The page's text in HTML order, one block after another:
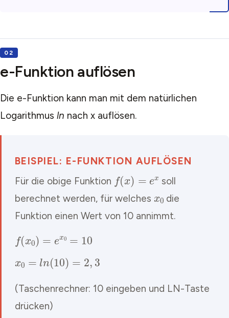
e-Funktion auflösen
Die e-Funktion kann man mit dem natürlichen
Logarithmus ln nach x auflösen.
BEISPIEL: E-FUNKTION AUFLÖSEN
Für die obige Funktion
f(x )=
soll
berechnet werden, für welches
die
Funktion einen Wert von 10 annimmt.
f(x
x0 =
(Taschenrechner: 10 eingeben und LN-Taste
drücken)